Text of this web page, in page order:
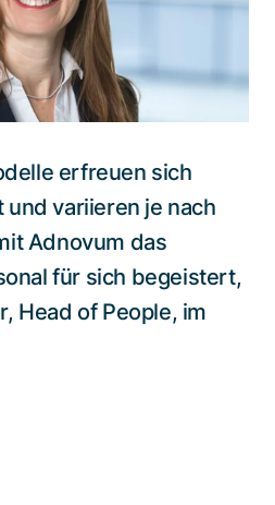
erfreuen sich
variieren je nach
Adnovum das
für sich begeistert,
Head of People, im